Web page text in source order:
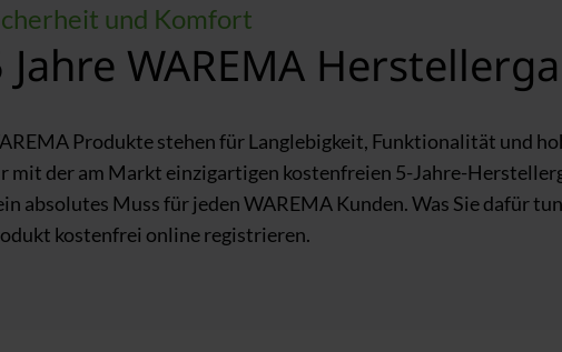
und Komfort
Jahre WAREMA
Produkte stehen für Langlebigkeit, Funktionalität und
mit der am Markt einzigartigen kostenfreien 5-Jahre-
absolutes Muss für jeden WAREMA Kunden. Was Sie dafür
kostenfrei online registrieren.